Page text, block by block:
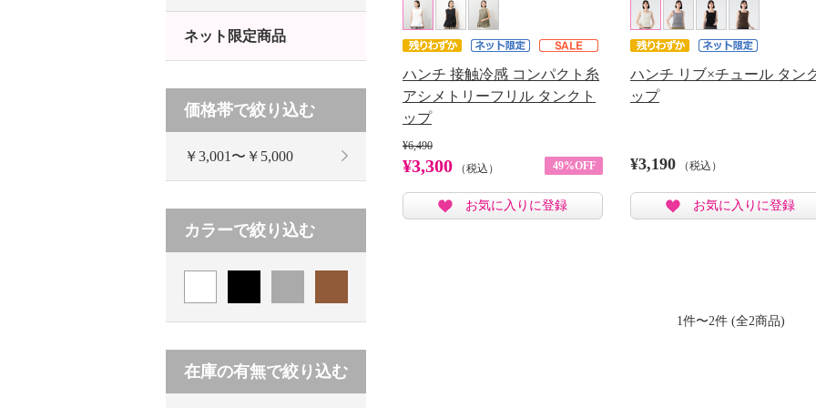
ハンチ 接触冷感 コンパクト糸
アシメトリーフリル タンクト
ップ
¥6,490
¥3,300 （税込） 49%OFF
お気に入りに登録
ハンチ リブ×チュール タン
ップ
¥3,190 （税込）
お気に入りに登録
1件〜2件 (全2商品)
ネット限定商品
価格帯で絞り込む
￥3,001〜￥5,000
カラーで絞り込む
在庫の有無で絞り込む